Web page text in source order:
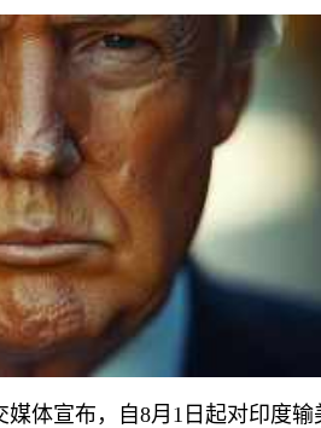
体宣布，自8月1日起对印度输